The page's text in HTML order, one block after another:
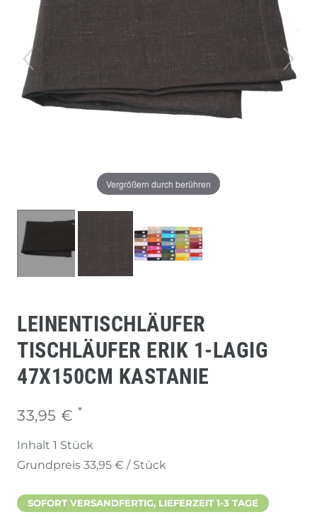
Vergrößern durch berühren
LEINENTISCHLÄUFER
TISCHLÄUFER ERIK 1-LAGIG
47X150CM KASTANIE
33,95 € *
Inhalt 1 Stück
Grundpreis 33,95 € / Stück
SOFORT VERSANDFERTIG, LIEFERZEIT 1-3 TAGE